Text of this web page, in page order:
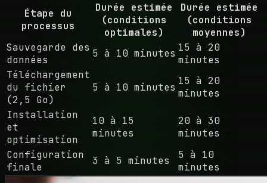
Étape du
processus
Durée estimée
(conditions
optimales)
Durée estimée
(conditions
moyennes)
Sauvegarde des
données
5 à 10 minutes 15 à 20
minutes
Téléchargement
du fichier
(2,5 Go)
5 à 10 minutes
15 à 20
minutes
Installation
et
optimisation
10 à 15
minutes
20 à 30
minutes
Configuration
finale
3 à 5 minutes
5 à 10
minutes